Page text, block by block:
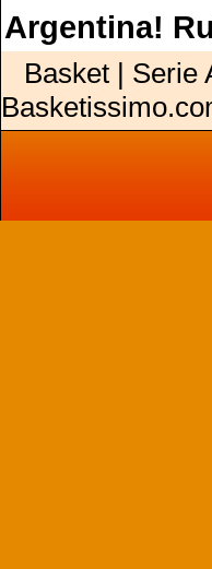
Argentina!
Basket | Serie